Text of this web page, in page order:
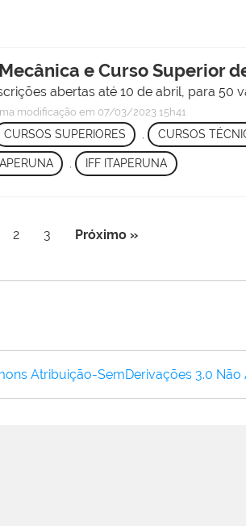
e Curso Superior
abertas até 10 de abril, para 50
modificação em 07/03/2023 15h41
CURSOS SUPERIORES , CURSOS
, IFF ITAPERUNA
2 3 Próximo »
Atribuição-SemDerivações 3.0 Não